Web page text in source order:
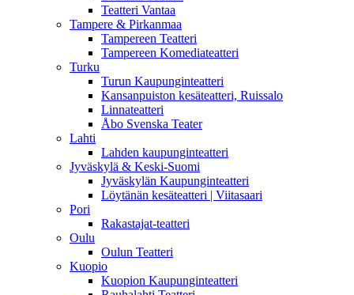
Teatteri Vantaa
Tampere & Pirkanmaa
Tampereen Teatteri
Tampereen Komediateatteri
Turku
Turun Kaupunginteatteri
Kansanpuiston kesäteatteri, Ruissalo
Linnateatteri
Åbo Svenska Teater
Lahti
Lahden kaupunginteatteri
Jyväskylä & Keski-Suomi
Jyväskylän Kaupunginteatteri
Löytänän kesäteatteri | Viitasaari
Pori
Rakastajat-teatteri
Oulu
Oulun Teatteri
Kuopio
Kuopion Kaupunginteatteri